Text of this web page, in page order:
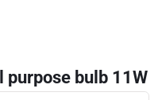
purpose bulb 11W